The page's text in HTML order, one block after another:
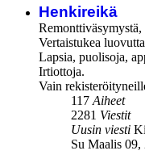
Henkireikä
Vertaistukea
Lapsia, puolisoja,
Irtiottoja.
Vain
117Aiheet
2281 Viestit
Uusin viesti
Su Maalis 09,